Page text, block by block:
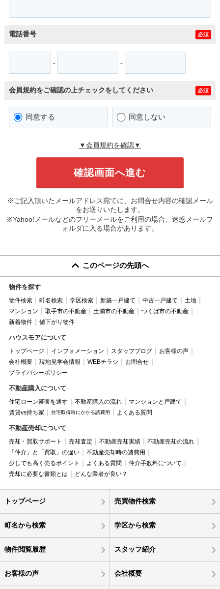
電話番号 必須
- -
会員規約をご確認の上チェックをしてください 必須
同意する 同意しない
▼会員規約を確認▼
※ご記入頂いたメールアドレス宛てに、お問合せ内容の確認メール
をお送りいたします。
※Yahoo!メールなどのフリーメールをご利用の場合、迷惑メールフ
ォルダに入る場合があります。
このページの先頭へ
物件を探す
物件検索 町名検索 学区検索 新築一戸建て 中古一戸建て
土地
マンション
取手市の不動産 土浦市の不動産
つくば市の不動産
新着物件
値下がり物件
ハウスモアについて
トップページ インフォメーション スタッフブログ
お客様の声
会社概要
現地見学会情報 WEBチラシ
お問合せ
プライバシーポリシー
不動産購入について
住宅ローン審査を通す 不動産購入の流れ
マンションと戸建て
賃貸vs持ち家
住宅取得時にかかる諸費用 よくある質問
不動産売却について
売却・買取サポート 売却査定 不動産売却実績
不動産売却の流れ
「仲介」と「買取」の違い
不動産売却時の諸費用
少しでも高く売るポイント
よくある質問
仲介手数料について
売却に必要な書類とは
どんな業者が良い？
トップページ 売買物件検索
町名から検索 学区から検索
物件閲覧履歴 スタッフ紹介
お客様の声 会社概要